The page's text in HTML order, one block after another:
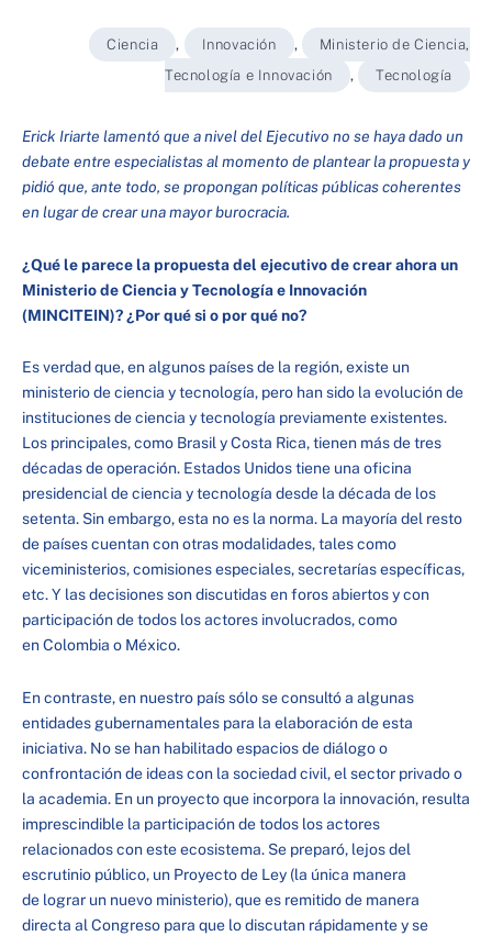
Ciencia , Innovación ,
Ministerio de Ciencia,
Tecnología e Innovación
, Tecnología
Erick Iriarte lamentó que a nivel del Ejecutivo no se haya dado un
debate entre especialistas al momento de plantear la propuesta y
pidió que, ante todo, se propongan políticas públicas coherentes
en lugar de crear una mayor burocracia.
¿Qué le parece la propuesta del ejecutivo de crear ahora un
Ministerio de Ciencia y Tecnología e Innovación
(MINCITEIN)? ¿Por qué si o por qué no?
Es verdad que, en algunos países de la región, existe un
ministerio de ciencia y tecnología, pero han sido la evolución de
instituciones de ciencia y tecnología previamente existentes.
Los principales, como Brasil y Costa Rica, tienen más de tres
décadas de operación. Estados Unidos tiene una oficina
presidencial de ciencia y tecnología desde la década de los
setenta. Sin embargo, esta no es la norma. La mayoría del resto
de países cuentan con otras modalidades, tales como
viceministerios, comisiones especiales, secretarías específicas,
etc. Y las decisiones son discutidas en foros abiertos y con
participación de todos los actores involucrados, como
en Colombia o México.
En contraste, en nuestro país sólo se consultó a algunas
entidades gubernamentales para la elaboración de esta
iniciativa. No se han habilitado espacios de diálogo o
confrontación de ideas con la sociedad civil, el sector privado o
la academia. En un proyecto que incorpora la innovación, resulta
imprescindible la participación de todos los actores
relacionados con este ecosistema. Se preparó, lejos del
escrutinio público, un Proyecto de Ley (la única manera
de lograr un nuevo ministerio), que es remitido de manera
directa al Congreso para que lo discutan rápidamente y se